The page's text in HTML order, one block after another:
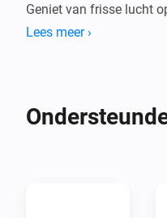
Geniet van frisse lucht
huis voor een optimaal
besturen en
Lees meer ›